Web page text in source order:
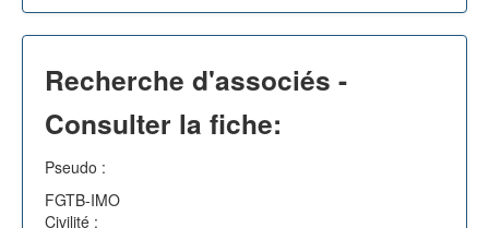
Recherche d'associés -
Consulter la fiche:
Pseudo :
FGTB-IMO
Civilité :